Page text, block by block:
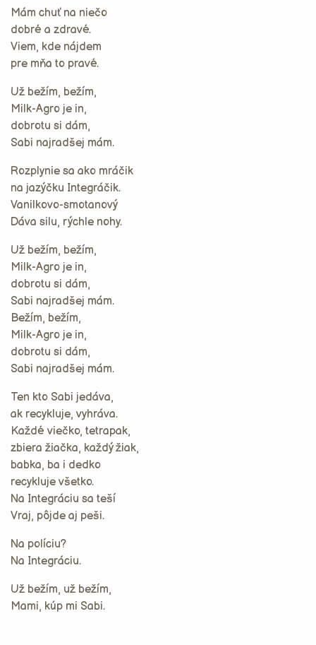
Mám chuť na niečo
dobré a zdravé.
Viem, kde nájdem
pre mňa to pravé.
Už bežím, bežím,
Milk-Agro je in,
dobrotu si dám,
Sabi najradšej mám.
Rozplynie sa ako mráčik
na jazýčku Integráčik.
Vanilkovo-smotanový
Dáva silu, rýchle nohy.
Už bežím, bežím,
Milk-Agro je in,
dobrotu si dám,
Sabi najradšej mám.
Bežím, bežím,
Milk-Agro je in,
dobrotu si dám,
Sabi najradšej mám.
Ten kto Sabi jedáva,
ak recykluje, vyhráva.
Každé viečko, tetrapak,
zbiera žiačka, každý žiak,
babka, ba i dedko
recykluje všetko.
Na Integráciu sa teší
Vraj, pôjde aj peši.
Na políciu?
Na Integráciu.
Už bežím, už bežím,
Mami, kúp mi Sabi.